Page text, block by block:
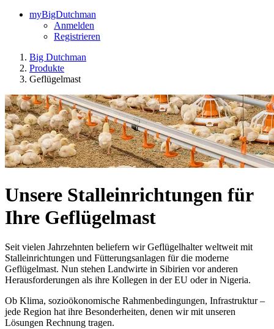
myBigDutchman
Anmelden
Registrieren
Big Dutchman
Produkte
Geflügelmast
Unsere Stalleinrichtungen für
Ihre Geflügelmast
Seit vielen Jahrzehnten beliefern wir Geflügelhalter weltweit mit
Stalleinrichtungen und Fütterungsanlagen für die moderne
Geflügelmast. Nun stehen Landwirte in Sibirien vor anderen
Herausforderungen als ihre Kollegen in der EU oder in Nigeria.
Ob Klima, sozioökonomische Rahmenbedingungen, Infrastruktur –
jede Region hat ihre Besonderheiten, denen wir mit unseren
Lösungen Rechnung tragen.